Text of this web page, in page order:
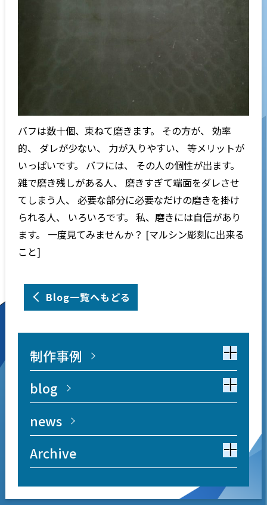
バフは数十個、束ねて磨きます。 その方が、 効率
的、 ダレが少ない、 力が入りやすい、 等メリットが
いっぱいです。 バフには、 その人の個性が出ます。
雑で磨き残しがある人、 磨きすぎて端面をダレさせ
てしまう人、 必要な部分に必要なだけの磨きを掛け
られる人、 いろいろです。 私、磨きには自信があり
ます。 一度見てみませんか？ [マルシン彫刻に出来る
こと]
Blog一覧へもどる
制作事例
blog
news
Archive